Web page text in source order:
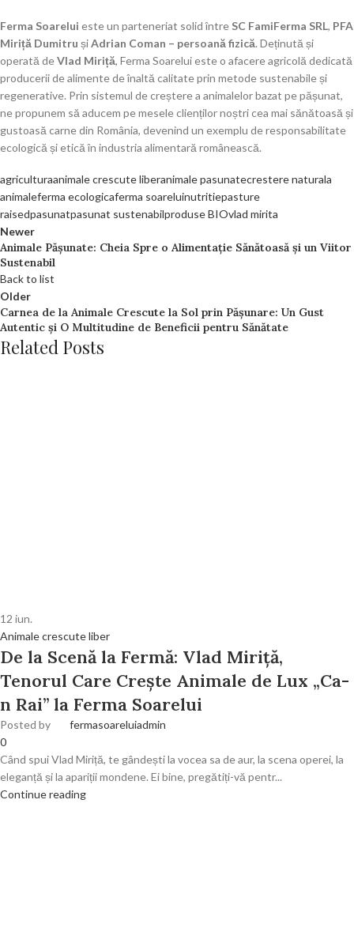
Ferma Soarelui este un parteneriat solid între SC FamiFerma SRL, PFA
Miriță Dumitru șiAdrian Coman – persoană fizică. Deținută și
operată deVlad Miriță, Ferma Soarelui este o afacere agricolă dedicată
producerii de alimente de înaltă calitate prin metode sustenabile și
regenerative. Prin sistemul de creștere a animalelor bazat pe pășunat,
ne propunem să aducem pe mesele clienților noștri cea mai sănătoasă și
gustoasă carne din România, devenind un exemplu de responsabilitate
ecologică și etică în industria alimentară românească.
agriculturaanimale crescute liberanimale pasunatecrestere naturala
animaleferma ecologicaferma soareluinutritiepasture
raisedpasunatpasunat sustenabilproduse BIOvlad mirita
Newer
Animale Pășunate: Cheia Spre o Alimentație Sănătoasă și un Viitor
Sustenabil
Back to list
Older
Carnea de la Animale Crescute la Sol prin Pășunare: Un Gust
Autentic și O Multitudine de Beneficii pentru Sănătate
Related Posts
12 iun.
Animale crescute liber
De la Scenă la Fermă: Vlad Miriță,
Tenorul Care Crește Animale de Lux „Ca-
n Rai” la Ferma Soarelui
Posted by
fermasoareluiadmin
0
Când spui Vlad Miriță, te gândești la vocea sa de aur, la scena operei, la
eleganță și la apariții mondene. Ei bine, pregătiți-vă pentr...
Continue reading